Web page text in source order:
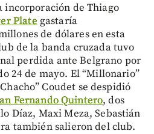
incorporación de Thiago
Plate gastaría
de dólares en esta
de la banda cruzada tuvo
perdida ante Belgrano por
24 de mayo. El “Millonario”
Coudet se despidió
Fernando Quintero, dos
Díaz, Maxi Meza, Sebastián
también salieron del club.